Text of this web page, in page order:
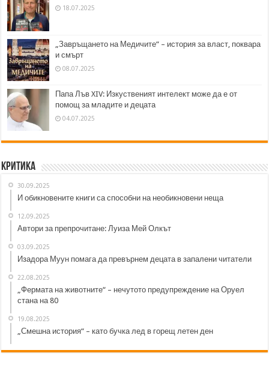
18.07.2025
„Завръщането на Медичите“ – история за власт, поквара
и смърт
08.07.2025
Папа Лъв XIV: Изкуственият интелект може да е от
помощ за младите и децата
04.07.2025
Критика
30.09.2025
И обикновените книги са способни на необикновени неща
12.09.2025
Автори за препрочитане: Луиза Мей Олкът
03.09.2025
Изадора Муун помага да превърнем децата в запалени читатели
22.08.2025
„Фермата на животните“ – нечутото предупреждение на Оруел
стана на 80
19.08.2025
„Смешна история“ – като бучка лед в горещ летен ден